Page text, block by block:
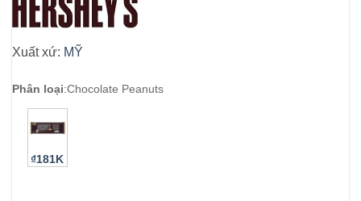
Xuất xứ: MỸ
Phân loại:Chocolate Peanuts
₫181K